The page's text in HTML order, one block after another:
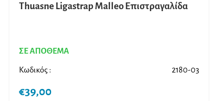
Thuasne Ligastrap Malleo Επιστραγαλίδα
ΣΕ ΑΠΟΘΕΜΑ
Κωδικός : 2180-03
€39,00